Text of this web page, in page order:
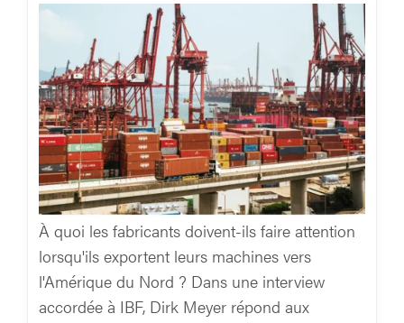
À quoi les fabricants doivent-ils faire attention
lorsqu'ils exportent leurs machines vers
l'Amérique du Nord ? Dans une interview
accordée à IBF, Dirk Meyer répond aux